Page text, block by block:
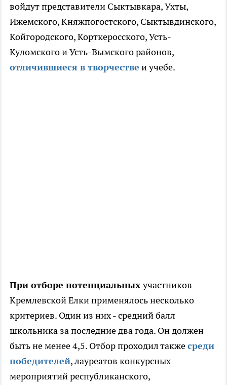
войдут представители Сыктывкара, Ухты,
Ижемского, Княжпогостского, Сыктывдинского,
Койгородского, Корткеросского, Усть-
Куломского и Усть-Вымского районов,
отличившиеся в творчестве и учебе.
При отборе потенциальныхучастников
Кремлевской Елки применялось несколько
критериев. Один из них - средний балл
школьника за последние два года. Он должен
быть не менее 4,5. Отбор проходил такжесреди
победителей, лауреатов конкурсных
мероприятий республиканского,